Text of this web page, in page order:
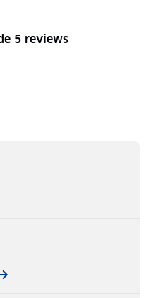
5 reviews